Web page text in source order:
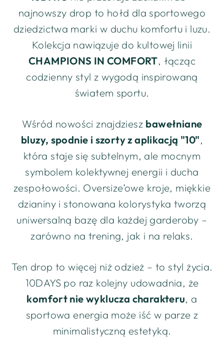
najnowszy drop to hołd dla sportowego
dziedzictwa marki w duchu komfortu i luzu.
Kolekcja nawiązuje do kultowej linii
CHAMPIONS IN COMFORT, łącząc
codzienny styl z wygodą inspirowaną
światem sportu.
Wśród nowości znajdziesz bawełniane
bluzy, spodnie i szorty z aplikacją "10",
która staje się subtelnym, ale mocnym
symbolem kolektywnej energii i ducha
zespołowości. Oversize’owe kroje, miękkie
dzianiny i stonowana kolorystyka tworzą
uniwersalną bazę dla każdej garderoby –
zarówno na trening, jak i na relaks.
Ten drop to więcej niż odzież – to styl życia.
10DAYS po raz kolejny udowadnia, że
komfort nie wyklucza charakteru, a
sportowa energia może iść w parze z
minimalistyczną estetyką.